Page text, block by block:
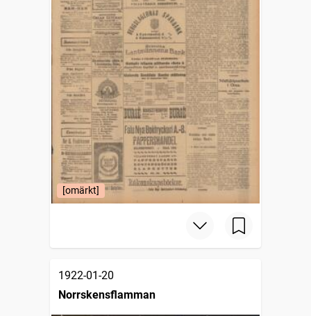
[omärkt]
1922-01-20
Norrskensflamman